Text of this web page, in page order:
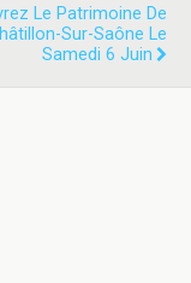
Le Patrimoine De
Sur-Saône Le
Samedi 6 Juin